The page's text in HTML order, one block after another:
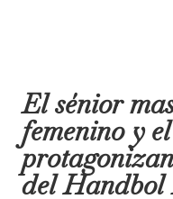
El sénior
femenino y
del Handbol